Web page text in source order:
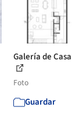
Galería de
Foto
Guardar